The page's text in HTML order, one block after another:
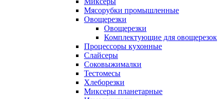
Мясорубки промышленные
Овощерезки
Овощерезки
Комплектующие для овощерезок
Процессоры кухонные
Слайсеры
Соковыжималки
Тестомесы
Хлеборезки
Миксеры планетарные